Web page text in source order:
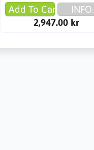
Add To Cart
INFO.
2,947.00 kr